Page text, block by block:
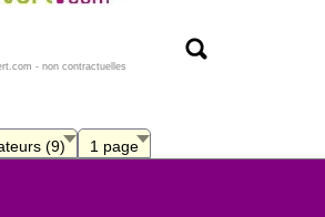
- non contractuelles
(9) 1 page